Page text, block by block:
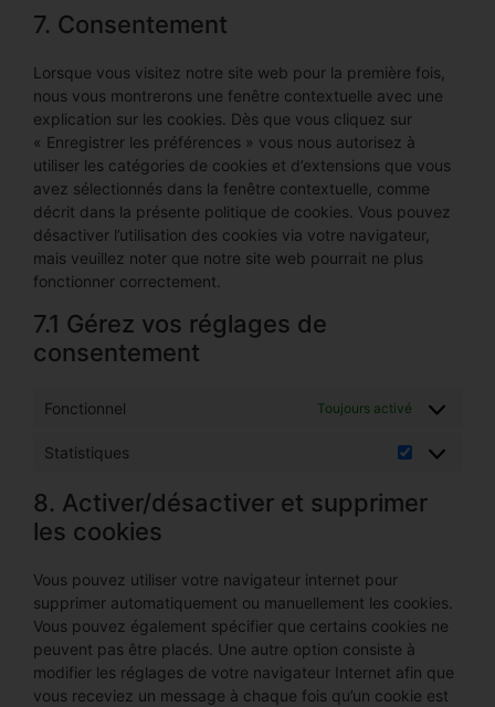
7. Consentement
Lorsque vous visitez notre site web pour la première fois,
nous vous montrerons une fenêtre contextuelle avec une
explication sur les cookies. Dès que vous cliquez sur
« Enregistrer les préférences » vous nous autorisez à
utiliser les catégories de cookies et d’extensions que vous
avez sélectionnés dans la fenêtre contextuelle, comme
décrit dans la présente politique de cookies. Vous pouvez
désactiver l’utilisation des cookies via votre navigateur,
mais veuillez noter que notre site web pourrait ne plus
fonctionner correctement.
7.1 Gérez vos réglages de
consentement
Fonctionnel Toujours activé
Statistiques
8. Activer/désactiver et supprimer
les cookies
Vous pouvez utiliser votre navigateur internet pour
supprimer automatiquement ou manuellement les cookies.
Vous pouvez également spécifier que certains cookies ne
peuvent pas être placés. Une autre option consiste à
modifier les réglages de votre navigateur Internet afin que
vous receviez un message à chaque fois qu’un cookie est